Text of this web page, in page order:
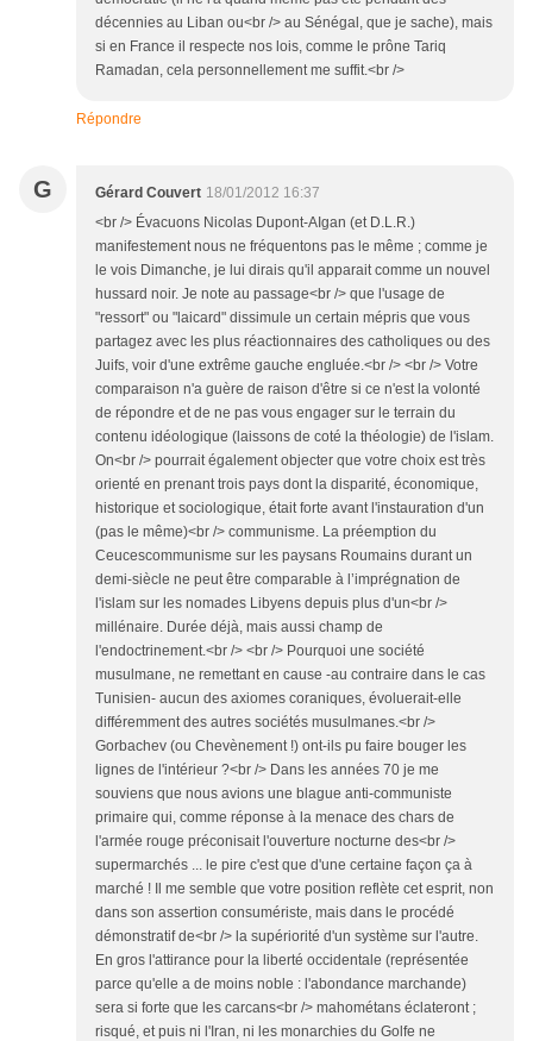
décennies au Liban ou<br /> au Sénégal, que je sache), mais
si en France il respecte nos lois, comme le prône Tariq
Ramadan, cela personnellement me suffit.<br />
Répondre
G Gérard Couvert 18/01/2012 16:37
<br /> Évacuons Nicolas Dupont-AIgan (et D.L.R.)
manifestement nous ne fréquentons pas le même ; comme je
le vois Dimanche, je lui dirais qu'il apparait comme un nouvel
hussard noir. Je note au passage<br /> que l'usage de
"ressort" ou "laicard" dissimule un certain mépris que vous
partagez avec les plus réactionnaires des catholiques ou des
Juifs, voir d'une extrême gauche engluée.<br /> <br /> Votre
comparaison n'a guère de raison d'être si ce n'est la volonté
de répondre et de ne pas vous engager sur le terrain du
contenu idéologique (laissons de coté la théologie) de l'islam.
On<br /> pourrait également objecter que votre choix est très
orienté en prenant trois pays dont la disparité, économique,
historique et sociologique, était forte avant l'instauration d'un
(pas le même)<br /> communisme. La préemption du
Ceucescommunisme sur les paysans Roumains durant un
demi-siècle ne peut être comparable à l’imprégnation de
l'islam sur les nomades Libyens depuis plus d'un<br />
millénaire. Durée déjà, mais aussi champ de
l'endoctrinement.<br /> <br /> Pourquoi une société
musulmane, ne remettant en cause -au contraire dans le cas
Tunisien- aucun des axiomes coraniques, évoluerait-elle
différemment des autres sociétés musulmanes.<br />
Gorbachev (ou Chevènement !) ont-ils pu faire bouger les
lignes de l'intérieur ?<br /> Dans les années 70 je me
souviens que nous avions une blague anti-communiste
primaire qui, comme réponse à la menace des chars de
l'armée rouge préconisait l'ouverture nocturne des<br />
supermarchés ... le pire c'est que d'une certaine façon ça à
marché ! Il me semble que votre position reflète cet esprit, non
dans son assertion consumériste, mais dans le procédé
démonstratif de<br /> la supériorité d'un système sur l'autre.
En gros l'attirance pour la liberté occidentale (représentée
parce qu'elle a de moins noble : l'abondance marchande)
sera si forte que les carcans<br /> mahométans éclateront ;
risqué, et puis ni l'Iran, ni les monarchies du Golfe ne